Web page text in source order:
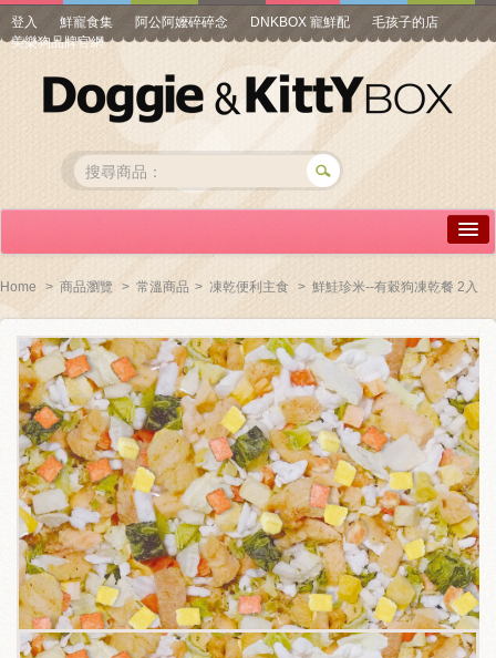
登入 鮮寵食集 阿公阿嬤碎碎念 DNKBOX 寵鮮配
毛孩子的店
美樂狗品牌官網
常見問答
商品瀏覽
線上訂購
帳號專區
關於我們
毛孩健康之道
Home > 商品瀏覽 > 常溫商品 > 凍乾便利主食 > 鮮鮭珍米--有穀狗凍乾餐 2入